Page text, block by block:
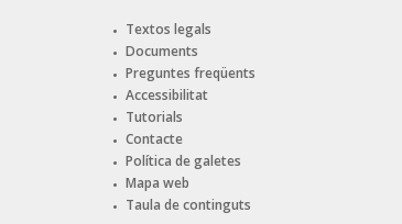
Textos legals
Documents
Preguntes freqüents
Accessibilitat
Tutorials
Contacte
Política de galetes
Mapa web
Taula de continguts